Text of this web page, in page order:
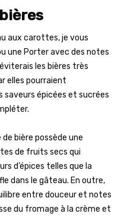
bières
aux carottes, je vous
une Porter avec des notes
les bières très
elles pourraient
saveurs épicées et sucrées
bière possède une
de fruits secs qui
d’épices telles que la
dans le gâteau. En outre,
entre douceur et notes
du fromage à la crème et